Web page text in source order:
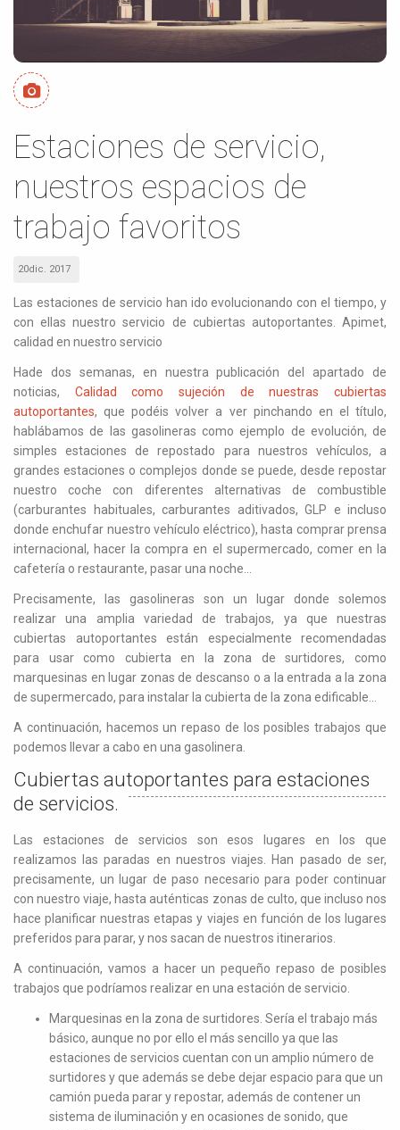
Estaciones de servicio,
nuestros espacios de
trabajo favoritos
20dic. 2017
Las estaciones de servicio han ido evolucionando con el tiempo, y
con ellas nuestro servicio de cubiertas autoportantes. Apimet,
calidad en nuestro servicio
Hade dos semanas, en nuestra publicación del apartado de
noticias, Calidad como sujeción de nuestras cubiertas
autoportantes, que podéis volver a ver pinchando en el título,
hablábamos de las gasolineras como ejemplo de evolución, de
simples estaciones de repostado para nuestros vehículos, a
grandes estaciones o complejos donde se puede, desde repostar
nuestro coche con diferentes alternativas de combustible
(carburantes habituales, carburantes aditivados, GLP e incluso
donde enchufar nuestro vehículo eléctrico), hasta comprar prensa
internacional, hacer la compra en el supermercado, comer en la
cafetería o restaurante, pasar una noche…
Precisamente, las gasolineras son un lugar donde solemos
realizar una amplia variedad de trabajos, ya que nuestras
cubiertas autoportantes están especialmente recomendadas
para usar como cubierta en la zona de surtidores, como
marquesinas en lugar zonas de descanso o a la entrada a la zona
de supermercado, para instalar la cubierta de la zona edificable…
A continuación, hacemos un repaso de los posibles trabajos que
podemos llevar a cabo en una gasolinera.
Cubiertas autoportantes para estaciones
de servicios.
Las estaciones de servicios son esos lugares en los que
realizamos las paradas en nuestros viajes. Han pasado de ser,
precisamente, un lugar de paso necesario para poder continuar
con nuestro viaje, hasta auténticas zonas de culto, que incluso nos
hace planificar nuestras etapas y viajes en función de los lugares
preferidos para parar, y nos sacan de nuestros itinerarios.
A continuación, vamos a hacer un pequeño repaso de posibles
trabajos que podríamos realizar en una estación de servicio.
Marquesinas en la zona de surtidores. Sería el trabajo más
básico, aunque no por ello el más sencillo ya que las
estaciones de servicios cuentan con un amplio número de
surtidores y que además se debe dejar espacio para que un
camión pueda parar y repostar, además de contener un
sistema de iluminación y en ocasiones de sonido, que